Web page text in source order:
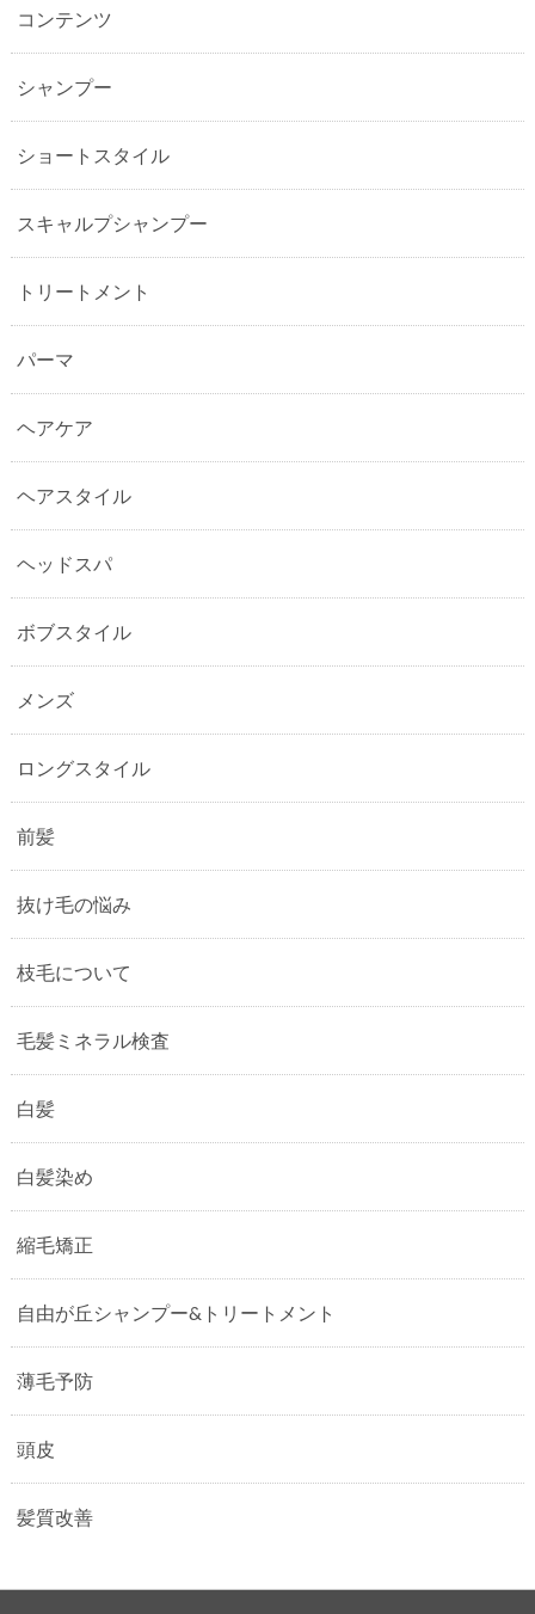
コンテンツ
シャンプー
ショートスタイル
スキャルプシャンプー
トリートメント
パーマ
ヘアケア
ヘアスタイル
ヘッドスパ
ボブスタイル
メンズ
ロングスタイル
前髪
抜け毛の悩み
枝毛について
毛髪ミネラル検査
白髪
白髪染め
縮毛矯正
自由が丘シャンプー&トリートメント
薄毛予防
頭皮
髪質改善